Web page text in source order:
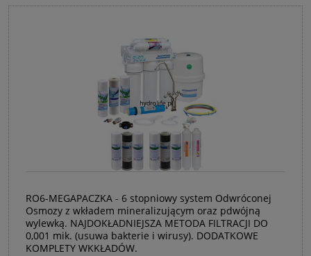
RO6-MEGAPACZKA - 6 stopniowy system Odwróconej
Osmozy z wkładem mineralizującym oraz pdwójną
wylewką. NAJDOKŁADNIEJSZA METODA FILTRACJI DO
0,001 mik. (usuwa bakterie i wirusy). DODATKOWE
KOMPLETY WKKŁADÓW.